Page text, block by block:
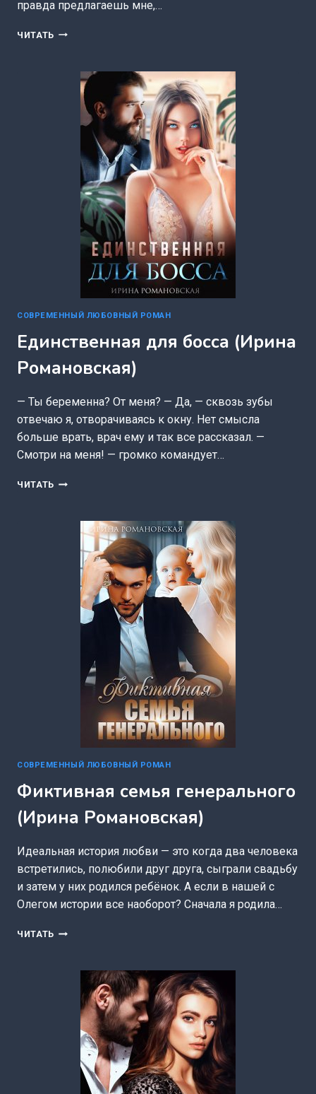
правда предлагаешь мне,…
ЧИТАТЬ ИЗМЕНА.
(ИРИНА
РОМАНОВСКАЯ)
СОВРЕМЕННЫЙ ЛЮБОВНЫЙ РОМАН
Единственная для босса (Ирина
Романовская)
— Ты беременна? От меня? — Да, — сквозь зубы
отвечаю я, отворачиваясь к окну. Нет смысла
больше врать, врач ему и так все рассказал. —
Смотри на меня! — громко командует…
ЧИТАТЬ ЕДИНСТВЕННАЯ
(ИРИНА
РОМАНОВСКАЯ)
СОВРЕМЕННЫЙ ЛЮБОВНЫЙ РОМАН
Фиктивная семья генерального
(Ирина Романовская)
Идеальная история любви — это когда два человека
встретились, полюбили друг друга, сыграли свадьбу
и затем у них родился ребёнок. А если в нашей с
Олегом истории все наоборот? Сначала я родила…
ЧИТАТЬ ФИКТИВНАЯ
(ИРИНА
РОМАНОВСКАЯ)